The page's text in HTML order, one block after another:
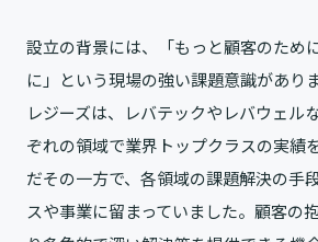
設立の背景には、「もっと顧客のため
に」という現場の強い課題意識があり
レジーズは、レバテックやレバウェル
ぞれの領域で業界トップクラスの実績
だその一方で、各領域の課題解決の手
スや事業に留まっていました。顧客の